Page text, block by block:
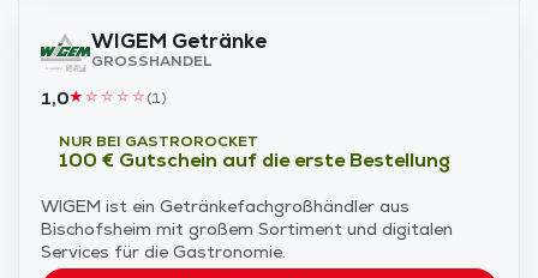
WIGEM Getränke
GROSSHANDEL
1,0★☆☆☆☆(1)
NUR BEI GASTROROCKET
100 € Gutschein auf die erste Bestellung
WIGEM ist ein Getränkefachgroßhändler aus
Bischofsheim mit großem Sortiment und digitalen
Services für die Gastronomie.